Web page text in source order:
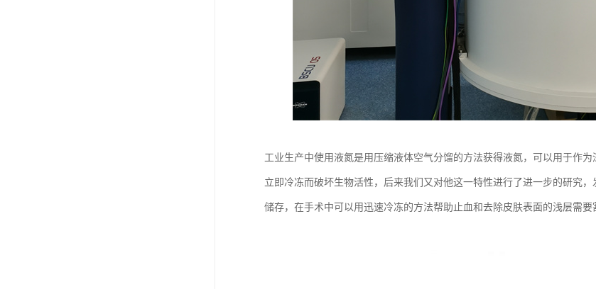
工业生产中使用液氮是用压缩液体空气分馏的方法获得液氮，可以用于作
立即冷冻而破坏生物活性，后来我们又对他这一特性进行了进一步的研究
储存，在手术中可以用迅速冷冻的方法帮助止血和去除皮肤表面的浅层需要